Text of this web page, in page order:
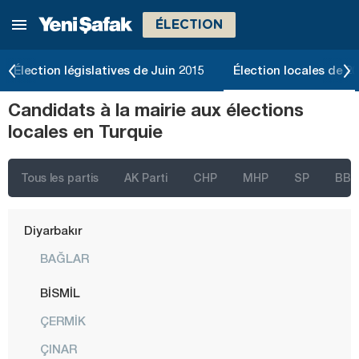
ÉLECTION
Élection législatives de Juin 2015 Élection locales de
Candidats à la mairie aux élections
locales en Turquie
Tous les partis AK Parti CHP MHP SP BBP
Bolu
Çanakkale
Çankırı
Denizli
Diyarbakır
BAĞLAR
BİSMİL
ÇERMİK
ÇINAR